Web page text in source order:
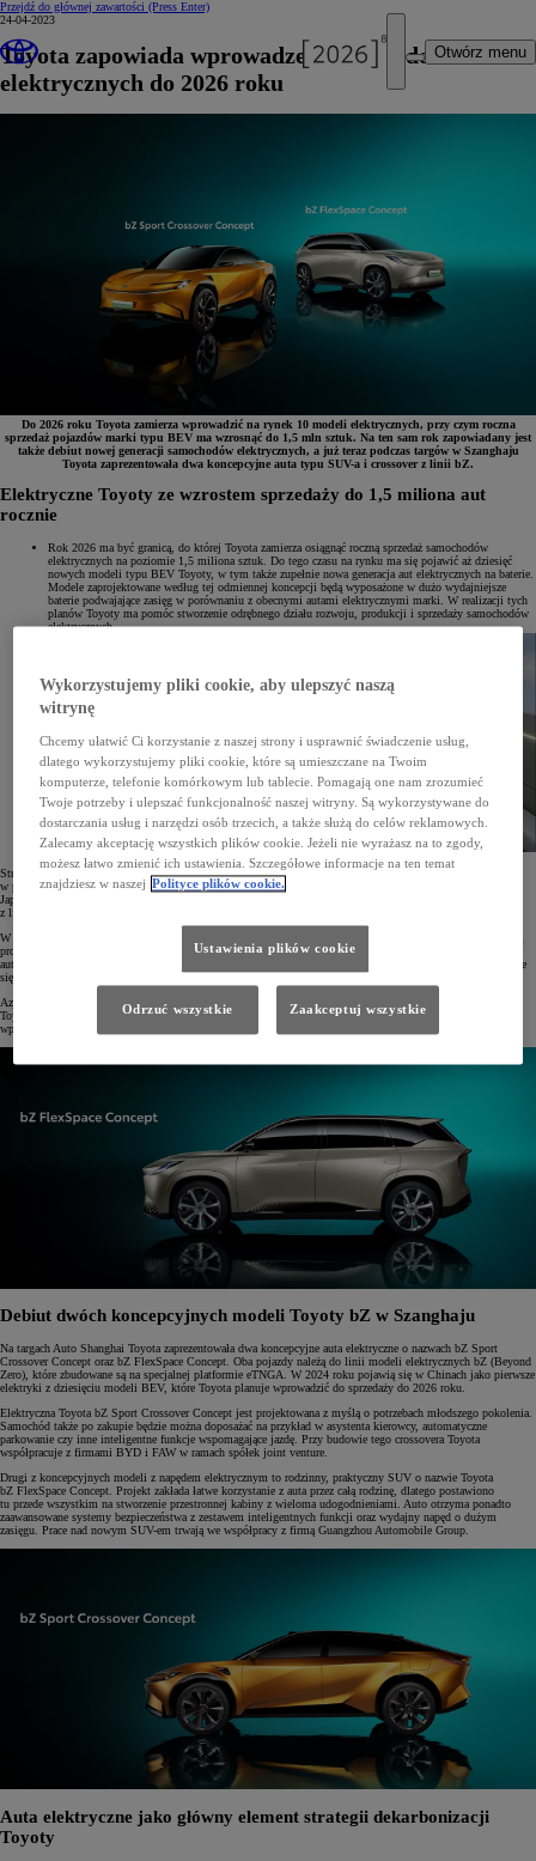
Przejdź do głównej zawartości (Press Enter)
Otwórz menu
24-04-2023
Toyota zapowiada wprowadzenie 10 modeli
elektrycznych do 2026 roku
Do 2026 roku Toyota zamierza wprowadzić na rynek 10 modeli elektrycznych, przy czym roczna
sprzedaż pojazdów marki typu BEV ma wzrosnąć do 1,5 mln sztuk. Na ten sam rok zapowiadany jest
także debiut nowej generacji samochodów elektrycznych, a już teraz podczas targów w Szanghaju
Toyota zaprezentowała dwa koncepcyjne auta typu SUV-a i crossover z linii bZ.
Elektryczne Toyoty ze wzrostem sprzedaży do 1,5 miliona aut
rocznie
Rok 2026 ma być granicą, do której Toyota zamierza osiągnąć roczną sprzedaż samochodów
elektrycznych na poziomie 1,5 miliona sztuk. Do tego czasu na rynku ma się pojawić aż dziesięć
nowych modeli typu BEV Toyoty, w tym także zupełnie nowa generacja aut elektrycznych na baterie.
Modele zaprojektowane według tej odmiennej koncepcji będą wyposażone w dużo wydajniejsze
baterie podwajające zasięg w porównaniu z obecnymi autami elektrycznymi marki. W realizacji tych
planów Toyoty ma pomóc stworzenie odrębnego działu rozwoju, produkcji i sprzedaży samochodów
elektrycznych.
Strategia wprowadzania na rynek elektrycznych samochodów na baterie będzie miała różny przebieg
w poszczególnych regionach. Znaczne rozszerzenie oferty Toyoty z napędem BEV ma nastąpić w Europie,
Japonii, Chinach i USA, gdzie w pierwszej kolejności do sprzedaży zostaną wprowadzone kolejne modele
z linii bZ, a dopiero potem auta nowej generacji.
W USA w 2025 roku wystartuje produkcja elektrycznego SUV-a z 3 rzędami siedzeń, do którego baterie będą
produkowane w Karolinie Północnej. W Chinach już w 2024 roku zadebiutują modele bZ4X i bZ3 oraz dwa
auta elektryczne przeznaczone specjalnie na ten rynek, natomiast w kolejnych latach gama modeli BEV będzie
się systematycznie zwiększać.
Azja wraz z innymi rozwijającymi się rynkami także postawią na rozwój bateryjnych pojazdów elektrycznych
Toyoty. Jeszcze przed końcem bieżącego roku ruszy lokalna produkcja pickupów BEV, a następnie firma
wprowadzi do oferty nowy model małego samochodu z napędem tego typu.
Debiut dwóch koncepcyjnych modeli Toyoty bZ w Szanghaju
Na targach Auto Shanghai Toyota zaprezentowała dwa koncepcyjne auta elektryczne o nazwach bZ Sport
Crossover Concept oraz bZ FlexSpace Concept. Oba pojazdy należą do linii modeli elektrycznych bZ (Beyond
Zero), które zbudowane są na specjalnej platformie eTNGA. W 2024 roku pojawią się w Chinach jako pierwsze
elektryki z dziesięciu modeli BEV, które Toyota planuje wprowadzić do sprzedaży do 2026 roku.
Elektryczna Toyota bZ Sport Crossover Concept jest projektowana z myślą o potrzebach młodszego pokolenia.
Samochód także po zakupie będzie można doposażać na przykład w asystenta kierowcy, automatyczne
parkowanie czy inne inteligentne funkcje wspomagające jazdę. Przy budowie tego crossovera Toyota
współpracuje z firmami BYD i FAW w ramach spółek joint venture.
Drugi z koncepcyjnych modeli z napędem elektrycznym to rodzinny, praktyczny SUV o nazwie Toyota
bZ FlexSpace Concept. Projekt zakłada łatwe korzystanie z auta przez całą rodzinę, dlatego postawiono
tu przede wszystkim na stworzenie przestronnej kabiny z wieloma udogodnieniami. Auto otrzyma ponadto
zaawansowane systemy bezpieczeństwa z zestawem inteligentnych funkcji oraz wydajny napęd o dużym
zasięgu. Prace nad nowym SUV-em trwają we współpracy z firmą Guangzhou Automobile Group.
Auta elektryczne jako główny element strategii dekarbonizacji
Toyoty
Wykorzystujemy pliki cookie, aby ulepszyć naszą
witrynę
Chcemy ułatwić Ci korzystanie z naszej strony i usprawnić świadczenie usług,
dlatego wykorzystujemy pliki cookie, które są umieszczane na Twoim
komputerze, telefonie komórkowym lub tablecie. Pomagają one nam zrozumieć
Twoje potrzeby i ulepszać funkcjonalność naszej witryny. Są wykorzystywane do
dostarczania usług i narzędzi osób trzecich, a także służą do celów reklamowych.
Zalecamy akceptację wszystkich plików cookie. Jeżeli nie wyrażasz na to zgody,
możesz łatwo zmienić ich ustawienia. Szczegółowe informacje na ten temat
znajdziesz w naszej Polityce plików cookie.
Ustawienia plików cookie
Odrzuć wszystkie Zaakceptuj wszystkie